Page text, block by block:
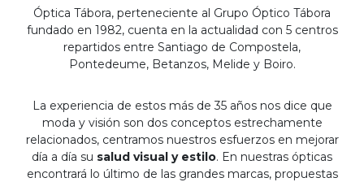
Óptica Tábora, perteneciente al Grupo Óptico Tábora
fundado en 1982, cuenta en la actualidad con 5 centros
repartidos entre Santiago de Compostela,
Pontedeume, Betanzos, Melide y Boiro.
La experiencia de estos más de 35 años nos dice que
moda y visión son dos conceptos estrechamente
relacionados, centramos nuestros esfuerzos en mejorar
día a día su salud visual y estilo. En nuestras ópticas
encontrará lo último de las grandes marcas, propuestas